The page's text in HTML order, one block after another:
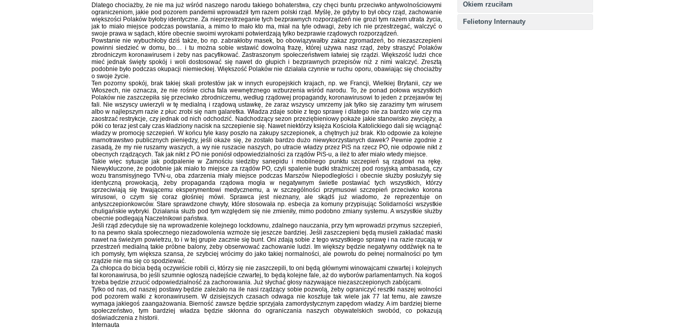
Okiem rzuciłam
Felietony Internauty
Dlatego chociażby, że nie ma już wśród naszego narodu takiego bohaterstwa, czy chęci buntu przeciwko antywolnościowymi
ograniczeniom, jakie pod pozorem pandemii wprowadził tym razem polski rząd. Myślę, że gdyby to był obcy rząd, zachowanie
większości Polaków byłoby identyczne. Za nieprzestrzeganie tych bezprawnych rozporządzeń nie grozi tym razem utrata życia,
jak to miało miejsce podczas powstania, a mimo to mało kto ma, miał na tyle odwagi, żeby ich nie przestrzegać, walczyć o
swoje prawa w sądach, które obecnie swoimi wyrokami potwierdzają tylko bezprawie rządowych rozporządzeń.
Powstanie nie wybuchłoby dziś także, bo np. zabrakłoby masek, bo obowiązywałby zakaz zgromadzeń, bo niezaszczepieni
powinni siedzieć w domu, bo… i tu można sobie wstawić dowolną frazę, której używa nasz rząd, żeby straszyć Polaków
zbrodniczym koronawirusem i żeby nas pacyfikować. Zastraszonym społeczeństwem łatwiej się rządzi. Większość ludzi chce
mieć jednak święty spokój i woli dostosować się nawet do głupich i bezprawnych przepisów niż z nimi walczyć. Zresztą
podobnie było podczas okupacji niemieckiej. Większość Polaków nie działała czynnie w ruchu oporu, obawiając się chociażby
o swoje życie.
Ten pozorny spokój, brak takiej skali protestów jak w innych europejskich krajach, np. we Francji, Wielkiej Brytanii, czy we
Włoszech, nie oznacza, że nie rośnie cicha fala wewnętrznego wzburzenia wśród narodu. To, że ponad połowa wszystkich
Polaków nie zaszczepiła się przeciwko zbrodniczemu, według rządowej propagandy, koronawirusowi to jeden z przejawów tej
fali. Nie wszyscy uwierzyli w tę medialną i rządową ustawkę, że zaraz wszyscy umrzemy jak tylko się zarazimy tym wirusem
albo w najlepszym razie z płuc zrobi się nam galaretka. Władza zdaje sobie z tego sprawę i dlatego nie za bardzo wie czy ma
zaostrzać restrykcje, czy jednak od nich odchodzić. Nadchodzący sezon przeziębieniowy pokaże jakie stanowisko zwycięży, a
póki co teraz jest cały czas kładziony nacisk na szczepienie się. Nawet niektórzy księża Kościoła Katolickiego dali się wciągnąć
władzy w promocję szczepień. W końcu tyle kasy poszło na zakupy szczepionek, a chętnych już brak. Kto odpowie za kolejne
marnotrawstwo publicznych pieniędzy, jeśli okaże się, że zostało bardzo dużo niewykorzystanych dawek? Pewnie zgodnie z
zasadą, że my nie ruszamy waszych, a wy nie ruszacie naszych, po utracie władzy przez PiS na rzecz PO, nie odpowie nikt z
obecnych rządzących. Tak jak nikt z PO nie poniósł odpowiedzialności za rządów PiS-u, a ileż to afer miało wtedy miejsce.
Takie więc sytuacje jak podpalenie w Zamościu siedziby sanepidu i mobilnego punktu szczepień są rządowi na rękę.
Niewykluczone, że podobnie jak miało to miejsce za rządów PO, czyli spalenie budki strażniczej pod rosyjską ambasadą, czy
wozu transmisyjnego TVN-u, oba zdarzenia miały miejsce podczas Marszów Niepodległości i obecnie służby posłużyły się
identyczną prowokacją, żeby propaganda rządowa mogła w negatywnym świetle postawiać tych wszystkich, którzy
sprzeciwiają się trwającemu eksperymentowi medycznemu, a w szczególności przymusowi szczepień przeciwko korona
wirusowi, o czym się coraz głośniej mówi. Sprawca jest nieznany, ale skądś już wiadomo, że reprezentuje on
antyszczepionkowców. Stare sprawdzone chwyty, które stosowała np. esbecja za komuny przypisując Solidarności wszystkie
chuligańskie wybryki. Działania służb pod tym względem się nie zmieniły, mimo podobno zmiany systemu. A wszystkie służby
obecnie podlegają Naczelnikowi państwa.
Jeśli rząd zdecyduje się na wprowadzenie kolejnego lockdownu, zdalnego nauczania, przy tym wprowadzi przymus szczepień,
to na pewno skala społecznego niezadowolenia wzmoże się jeszcze bardziej. Jeśli zaszczepieni będą musieli zakładać maski
nawet na świeżym powietrzu, to i w tej grupie zacznie się bunt. Oni zdają sobie z tego wszystkiego sprawę i na razie rzucają w
przestrzeń medialną takie próbne balony, żeby obserwować zachowanie ludzi. Im większy będzie negatywny oddźwięk na te
ich pomysły, tym większa szansa, że szybciej wrócimy do jako takiej normalności, ale powrotu do pełnej normalności po tym
rządzie nie ma się co spodziewać.
Za chłopca do bicia będą oczywiście robili ci, którzy się nie zaszczepili, to oni będą głównymi winowajcami czwartej i kolejnych
fal koronawirusa, bo jeśli szumnie ogłoszą nadejście czwartej, to będą kolejne fale, aż do wyborów parlamentarnych. Na kogoś
trzeba będzie zrzucić odpowiedzialność za zachorowania. Już słychać głosy nazywające niezaszczepionych zabójcami.
Tylko od nas, od naszej postawy będzie zależało na ile nasi rządzący sobie pozwolą, żeby ograniczyć resztki naszej wolności
pod pozorem walki z koronawirusem. W dzisiejszych czasach odwaga nie kosztuje tak wiele jak 77 lat temu, ale zawsze
wymaga jakiegoś zaangażowania. Bierność zawsze będzie sprzyjała zamordystycznym zapędom władzy. A im bardziej bierne
społeczeństwo, tym bardziej władza będzie skłonna do ograniczania naszych obywatelskich swobód, co pokazują
doświadczenia z historii.
Internauta